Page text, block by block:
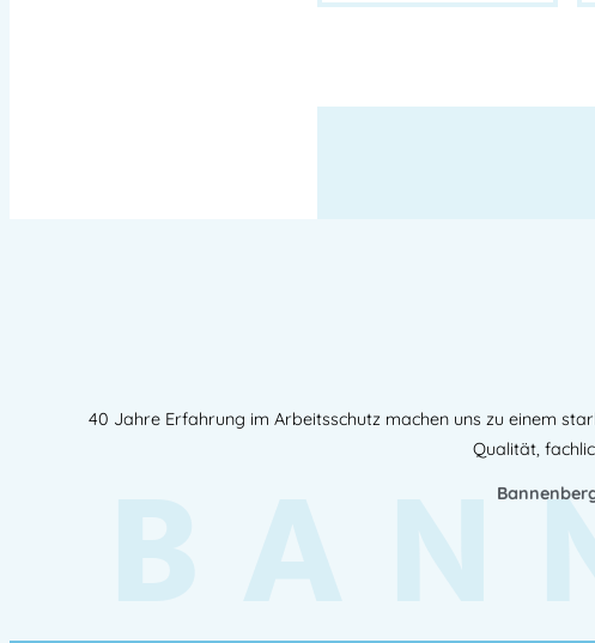
40 Jahre Erfahrung im Arbeitsschutz machen uns zu einem
Qualität,